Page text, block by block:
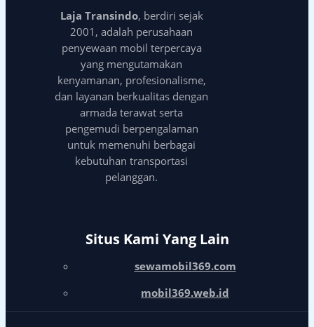
Laja Transindo, berdiri sejak
2001, adalah perusahaan
penyewaan mobil terpercaya
yang mengutamakan
kenyamanan, profesionalisme,
dan layanan berkualitas dengan
armada terawat serta
pengemudi berpengalaman
untuk memenuhi berbagai
kebutuhan transportasi
pelanggan.
Situs Kami Yang Lain
sewamobil369.com
mobil369.web.id